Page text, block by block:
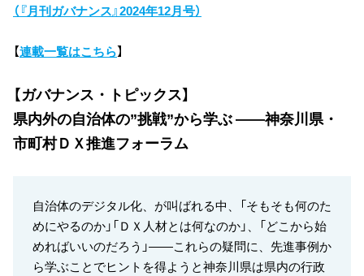
（『月刊ガバナンス』2024年12月号）
【連載一覧はこちら】
【ガバナンス・トピックス】
県内外の自治体の”挑戦”から学ぶ ――神奈川県・
市町村ＤＸ推進フォーラム
自治体のデジタル化、が叫ばれる中、「そもそも何のた
めにやるのか」「ＤＸ人材とは何なのか」、「どこから始
めればいいのだろう」――これらの疑問に、先進事例か
ら学ぶことでヒントを得ようと神奈川県は県内の行政